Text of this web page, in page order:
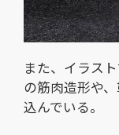
また、イラス
の筋肉造形や
込んでいる。